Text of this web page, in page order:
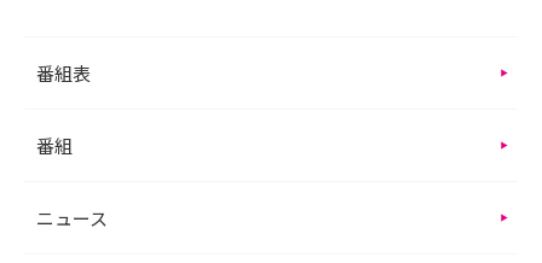
番組表
番組
ニュース